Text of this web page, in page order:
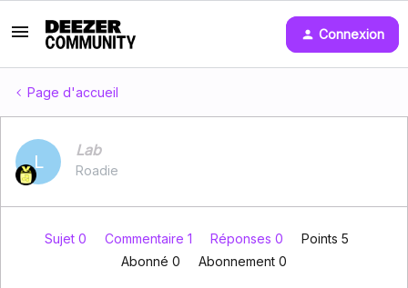
Connexion
Page d'accueil
L
Lab
Roadie
Sujet 0 Commentaire 1 Réponses 0
Points 5
Abonné 0 Abonnement 0